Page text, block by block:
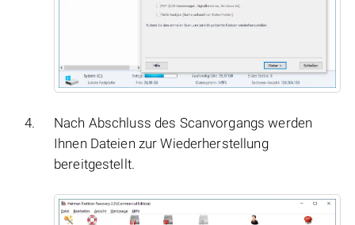
Nach Abschluss des Scanvorgangs werden
Ihnen Dateien zur Wiederherstellung
bereitgestellt.